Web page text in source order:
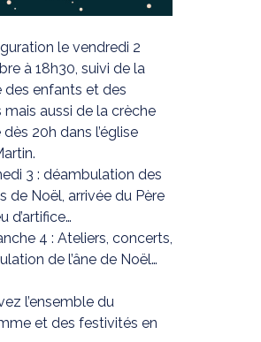
le vendredi 2
à 18h30, suivi de la
des enfants et des
mais aussi de la crèche
20h dans l’église
3 : déambulation des
de Noël, arrivée du Père
d’artifice…
4 : Ateliers, concerts,
de l’âne de Noël…
l’ensemble du
et des festivités en